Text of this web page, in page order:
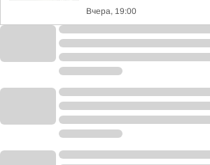
Вчера, 19:00